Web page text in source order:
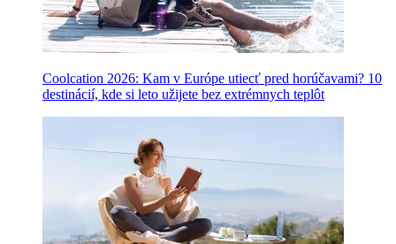
Coolcation 2026: Kam v Európe utiecť pred horúčavami? 10
destinácií, kde si leto užijete bez extrémnych teplôt